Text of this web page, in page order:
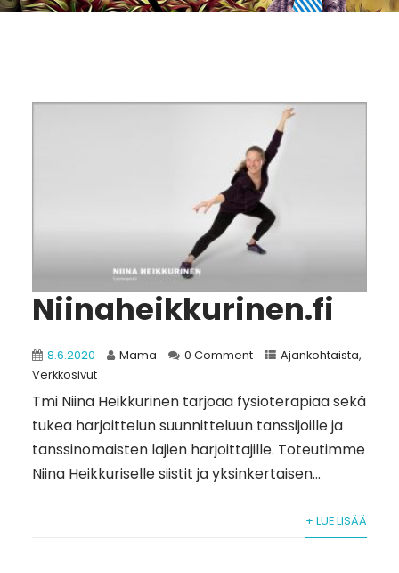
Niinaheikkurinen.fi
8.6.2020 Mama 0 Comment Ajankohtaista,
Verkkosivut
Tmi Niina Heikkurinen tarjoaa fysioterapiaa sekä
tukea harjoittelun suunnitteluun tanssijoille ja
tanssinomaisten lajien harjoittajille. Toteutimme
Niina Heikkuriselle siistit ja yksinkertaisen...
+ LUE LISÄÄ